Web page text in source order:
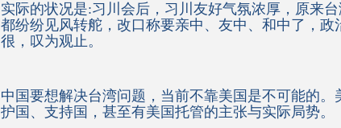
实际的状况是:习川会后，习川友好气氛浓厚，原来台
都纷纷见风转舵，改口称要亲中、友中、和中了，政
很，叹为观止。
中国要想解决台湾问题，当前不靠美国是不可能的。
护国、支持国，甚至有美国托管的主张与实际局势。